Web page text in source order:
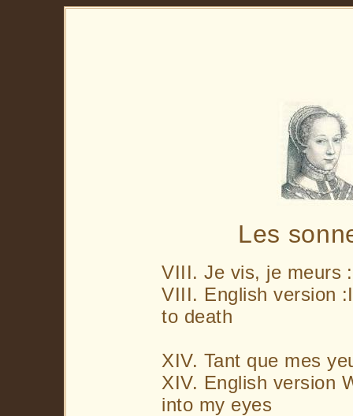
Les
VIII. Je vis, je meurs
VIII. English version
to death
XIV. Tant que mes
XIV. English version
into my eyes